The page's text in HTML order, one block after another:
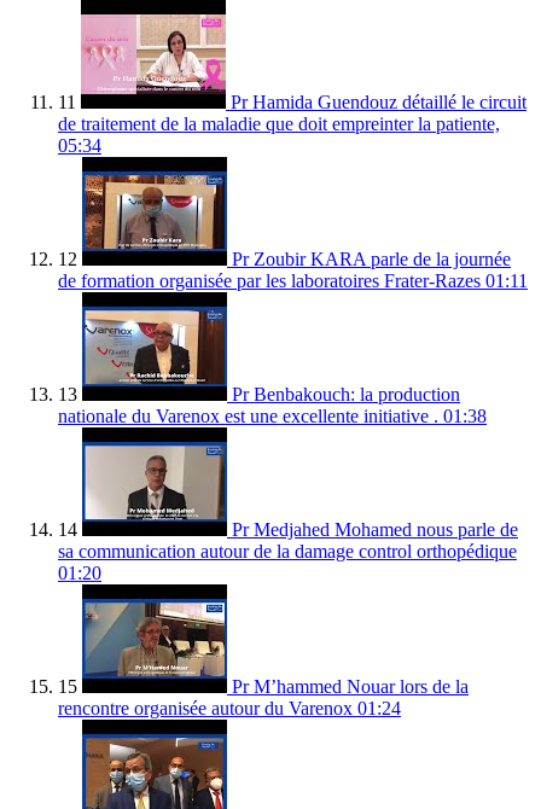
11
Pr Hamida Guendouz détaillé le circuit
de traitement de la maladie que doit empreinter la patiente,
05:34
12
Pr Zoubir KARA parle de la journée
de formation organisée par les laboratoires Frater-Razes 01:11
13
Pr Benbakouch: la production
nationale du Varenox est une excellente initiative . 01:38
14
Pr Medjahed Mohamed nous parle de
sa communication autour de la damage control orthopédique
01:20
15
Pr M’hammed Nouar lors de la
rencontre organisée autour du Varenox 01:24